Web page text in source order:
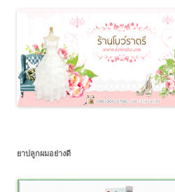
ยาปลูกผมอย่างดี